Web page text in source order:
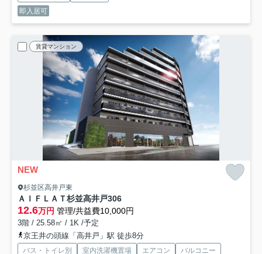
即入居可
賃貸マンション
NEW
杉並区高井戸東
ＡＩＦＬＡＴ杉並高井戸306
12.6万円 管理/共益費10,000円
3階 / 25.58㎡ / 1K /予定
京王井の頭線「高井戸」駅 徒歩8分
バス・トイレ別 室内洗濯機置場 エアコン バルコニー